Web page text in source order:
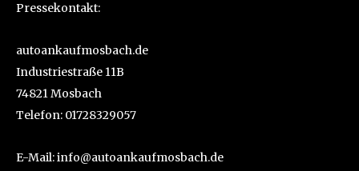
Pressekontakt:
autoankaufmosbach.de
Industriestraße 11B
74821 Mosbach
Telefon: 01728329057
E-Mail: info@autoankaufmosbach.de